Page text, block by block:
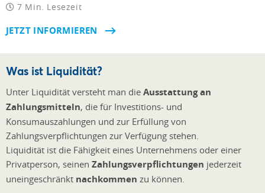
7 Min. Lesezeit
JETZT INFORMIEREN
Was ist Liquidität?
Unter Liquidität versteht man die Ausstattung an
Zahlungsmitteln, die für Investitions- und
Konsumauszahlungen und zur Erfüllung von
Zahlungsverpflichtungen zur Verfügung stehen.
Liquidität ist die Fähigkeit eines Unternehmens oder einer
Privatperson, seinen Zahlungsverpflichtungen jederzeit
uneingeschränkt nachkommen zu können.